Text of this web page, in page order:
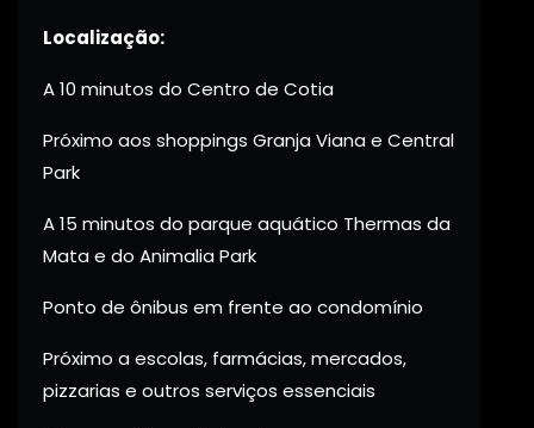
Localização:
A 10 minutos do Centro de Cotia
Próximo aos shoppings Granja Viana e Central
Park
A 15 minutos do parque aquático Thermas da
Mata e do Animalia Park
Ponto de ônibus em frente ao condomínio
Próximo a escolas, farmácias, mercados,
pizzarias e outros serviços essenciais